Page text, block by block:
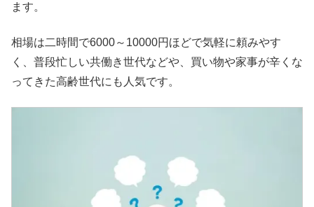
ます。
相場は二時間で6000～10000円ほどで気軽に頼みやす
く、普段忙しい共働き世代などや、買い物や家事が辛くな
ってきた高齢世代にも人気です。